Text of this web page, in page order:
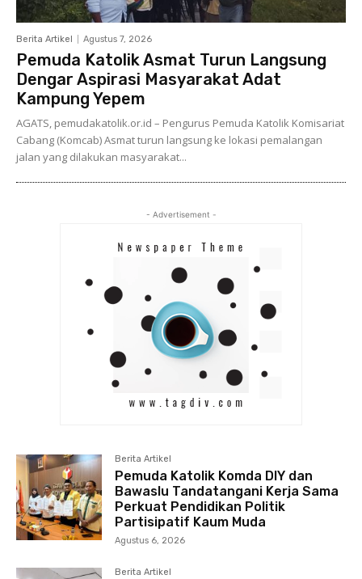
Berita Artikel Agustus 7, 2026
Pemuda Katolik Asmat Turun Langsung
Dengar Aspirasi Masyarakat Adat
Kampung Yepem
AGATS, pemudakatolik.or.id – Pengurus Pemuda Katolik Komisariat
Cabang (Komcab) Asmat turun langsung ke lokasi pemalangan
jalan yang dilakukan masyarakat...
- Advertisement -
Berita Artikel
Pemuda Katolik Komda DIY dan
Bawaslu Tandatangani Kerja Sama
Perkuat Pendidikan Politik
Partisipatif Kaum Muda
Agustus 6, 2026
Berita Artikel